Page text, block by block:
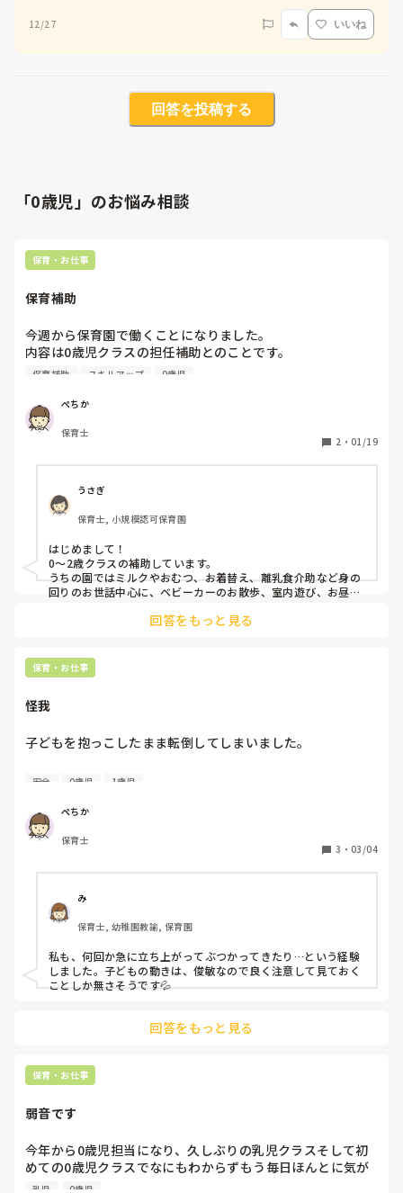
12/27 いいね
回答を投稿する
「0歳児」のお悩み相談
保育・お仕事
保育補助
今週から保育園で働くことになりました。
内容は0歳児クラスの担任補助とのことです。
保育士で働いた経験はありますが、保育園での仕事や未満児
す。
園にはそのことを伝えた上で契約をしていただきました。
保育補助はどのような動き方になるのでしょうか？
ス等ありましたら教えていただきたいです！
保育補助 スキルアップ 0歳児
ぺちか
保育士
2 ・ 01/19
うさぎ
保育士, 小規模認可保育園
はじめまして！
0〜2歳クラスの補助しています。
うちの園ではミルクやおむつ、お着替え、離乳食介助など身の
回りのお世話中心に、ベビーカーのお散歩、室内遊び、お昼寝
って制作(手形足形を活かしたものなど)とかですね。0歳さんな
のがこの学年なので、歩き始めた子が危なくないようにとか、
ねんねの子に他の子が落としたり投げたりしたおもちゃが当た
0歳児さんは働いていても癒されます🥰頑張ってくださいね。
回答をもっと見る
保育・お仕事
怪我
子どもを抱っこしたまま転倒してしまいました。
抱っこをして移動をしようとしたところ、足元にいた別の子
てしまい転倒しました。
子どもを庇いたかったのですが、体格のいい子で重さもあり
その子を庇うことができなかったです。
傷はなくすぐに泣き止み落ち着いて過ごせていました。
もっと周りのことを見てから動けばよかった…など考えてば
かりです。
子どもにも申し訳ない気持ちでいっぱいです。
今回のようなことが起こらないようにしたいのですが、何か
安全 0歳児 1歳児
ぺちか
保育士
3 ・ 03/04
み
保育士, 幼稚園教諭, 保育園
私も、何回か急に立ち上がってぶつかってきたり…という経験
しました。子どもの動きは、俊敏なので良く注意して見ておく
ことしか無さそうです💦
回答をもっと見る
保育・お仕事
弱音です
今年から0歳児担当になり、久しぶりの乳児クラスそして初
めての0歳児クラスでなにもわからずもう毎日ほんとに気が
狂いそうです😭
乳児 0歳児